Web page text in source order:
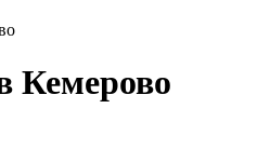
Кемерово